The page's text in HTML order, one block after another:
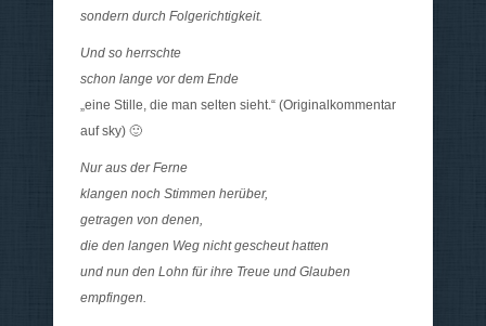
sondern durch Folgerichtigkeit.
Und so herrschte
schon lange vor dem Ende
„eine Stille, die man selten sieht.“ (Originalkommentar
auf sky) 🙂
Nur aus der Ferne
klangen noch Stimmen herüber,
getragen von denen,
die den langen Weg nicht gescheut hatten
und nun den Lohn für ihre Treue und Glauben
empfingen.